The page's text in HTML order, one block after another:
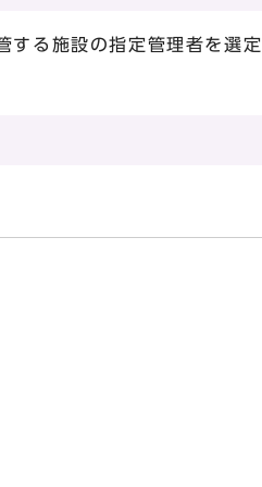
る施設の指定管理者を選定